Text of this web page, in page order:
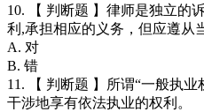
10. 【 判断题 】律师是独立的
利,承担相应的义务，但应遵从
A. 对
B. 错
11. 【 判断题 】所谓“一般执
干涉地享有依法执业的权利。